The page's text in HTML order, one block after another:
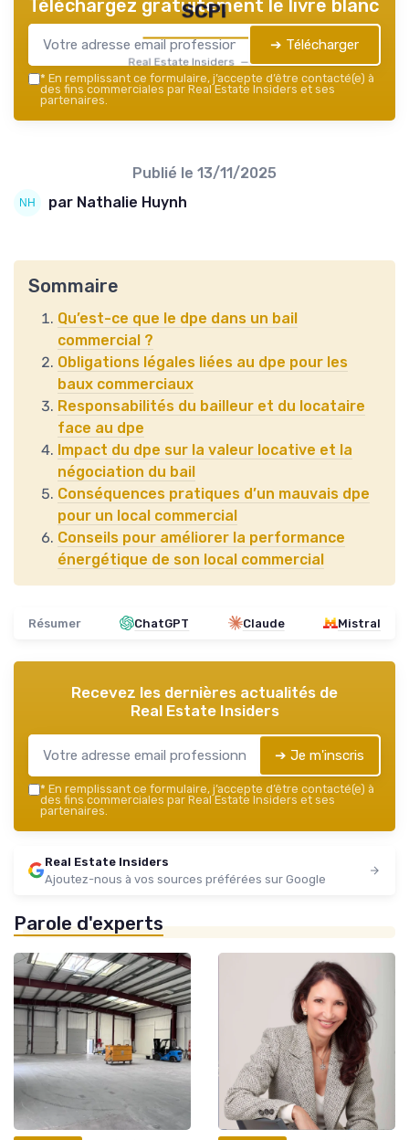
SCPI
Real Estate Insiders — 2026
Téléchargez gratuitement le livre blanc
➔ Télécharger
* En remplissant ce formulaire, j’accepte d’être contacté(e) à
des fins commerciales par Real Estate Insiders et ses
partenaires.
Publié le 13/11/2025
par Nathalie Huynh
Sommaire
Qu’est-ce que le dpe dans un bail
commercial ?
Obligations légales liées au dpe pour les
baux commerciaux
Responsabilités du bailleur et du locataire
face au dpe
Impact du dpe sur la valeur locative et la
négociation du bail
Conséquences pratiques d’un mauvais dpe
pour un local commercial
Conseils pour améliorer la performance
énergétique de son local commercial
Résumer ChatGPT Claude Mistral
Recevez les dernières actualités de
Real Estate Insiders
➔ Je m'inscris
* En remplissant ce formulaire, j’accepte d’être contacté(e) à
des fins commerciales par Real Estate Insiders et ses
partenaires.
Real Estate Insiders
Ajoutez-nous à vos sources préférées sur Google
Parole d'experts